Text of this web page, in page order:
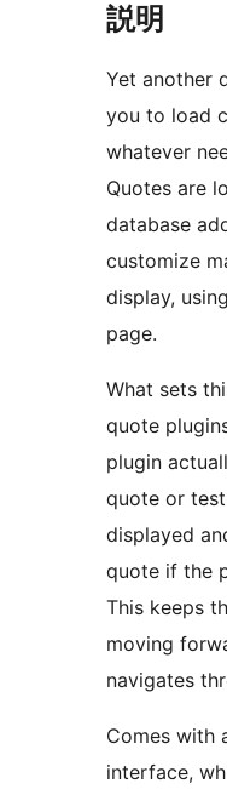
説明
Yet another
you to load
whatever
Quotes are
database
customize
display,
page.
What sets
quote
plugin
quote or
displayed
quote if the
This keeps
moving
navigates
Comes with
interface,